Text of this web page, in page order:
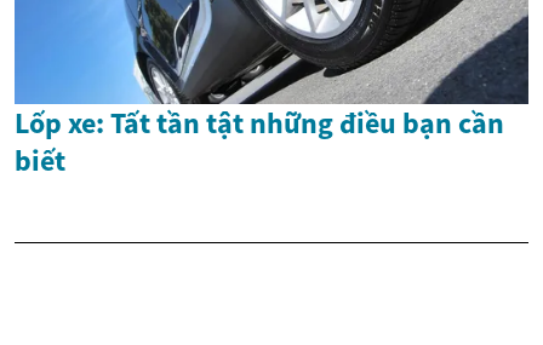
Lốp xe: Tất tần tật những điều bạn cần
biết